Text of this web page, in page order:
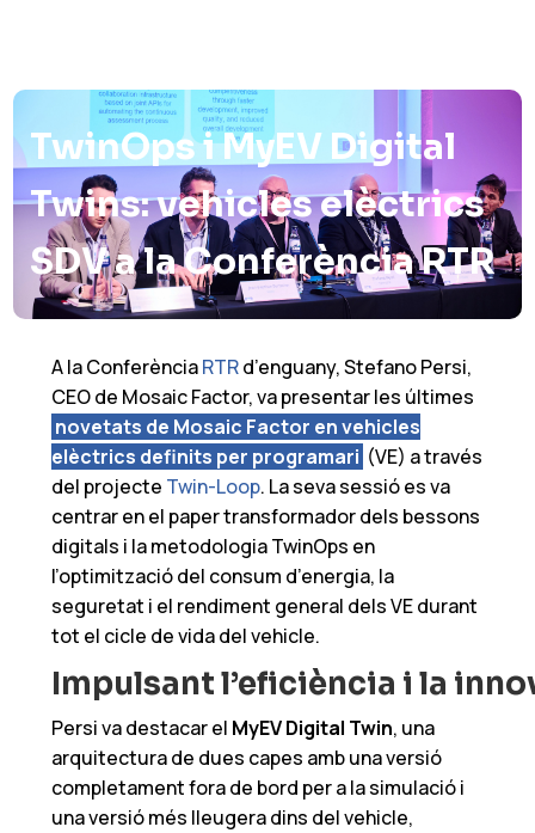
TwinOps i MyEV Digital
Twins: vehicles elèctrics
SDV a la Conferència RTR
A la ConferènciaRTRd’enguany,Stefano Persi,
CEO de Mosaic Factor, va presentar les últimes
novetats de Mosaic Factor en vehicles
elèctrics definits per programari (VE) a través
del projecte Twin-Loop. La seva sessió es va
centrar en el paper transformador dels bessons
digitals i la metodologia TwinOps en
l’optimització del consum d’energia, la
seguretat i el rendiment general dels VE durant
tot el cicle de vida del vehicle.
Impulsantl’eficiència i la
Persiva destacar el MyEV Digital Twin, una
arquitectura de dues capes amb una versió
completament fora de bord per a la simulació i
una versió més lleugera dins del vehicle,